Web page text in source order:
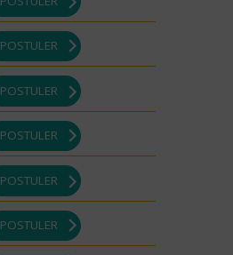
POSTULER
POSTULER
POSTULER
POSTULER
POSTULER